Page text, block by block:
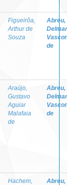
Figueirôa,
Arthur de
Souza
Abreu,
de
Araújo,
Gustavo
Aguiar
Malafaia
de
Abreu,
de
Hachem,
Abreu,